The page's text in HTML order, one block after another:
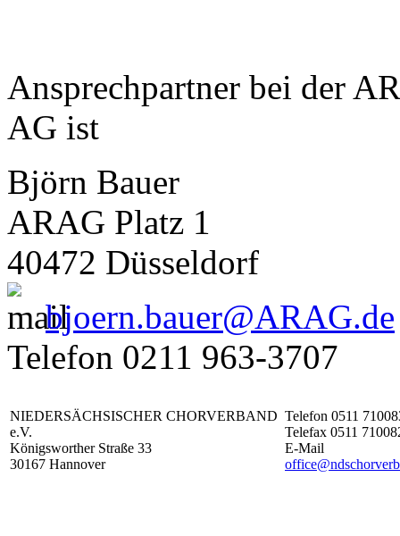
Ansprechpartner bei der
AG ist
Björn Bauer
ARAG Platz 1
40472 Düsseldorf
bjoern.bauer@ARAG.de
Telefon 0211 963-3707
NIEDERSÄCHSISCHER CHORVERBAND
e.V.
Königsworther Straße 33
30167 Hannover
Telefon 0511
Telefax 0511
E-Mail